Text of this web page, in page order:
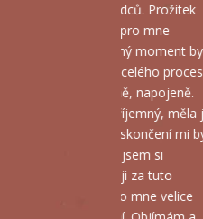
a když jsem se po dvou
podívala zpět na cíle, které
si tehdy nastavila, uvědomila
si, že jsem skutečně všechny
A to navíc způsobem, který
pro mne přirozený a odpovídal
pro mne stále pokračuje a
je to nová výzva. Často to
i jako určitou formu terapie,